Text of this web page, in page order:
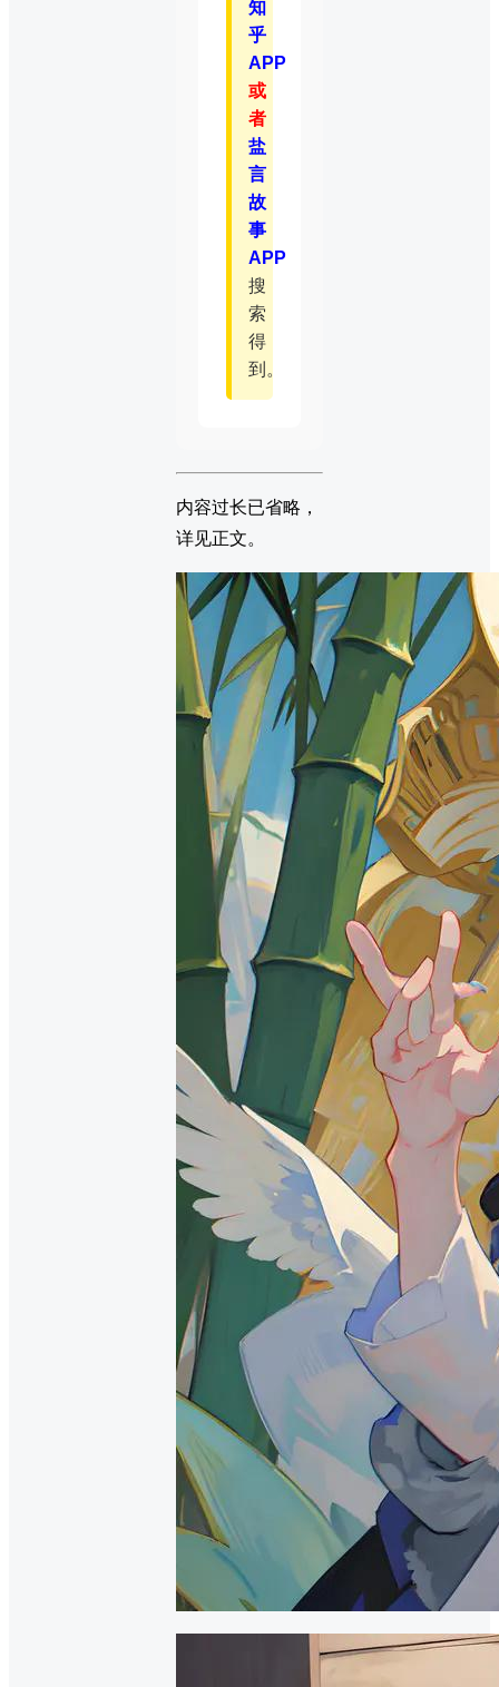
知
乎
APP
或
者
盐
言
故
事
APP
搜
索
得
到。
内容过长已省略，
详见正文。